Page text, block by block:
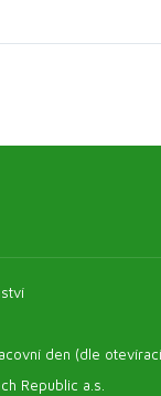
den (dle
Republic a.s.